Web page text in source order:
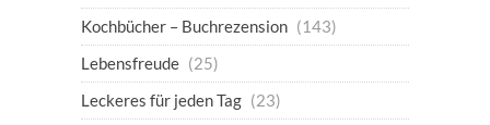
Kochbücher – Buchrezension (143)
Lebensfreude (25)
Leckeres für jeden Tag (23)